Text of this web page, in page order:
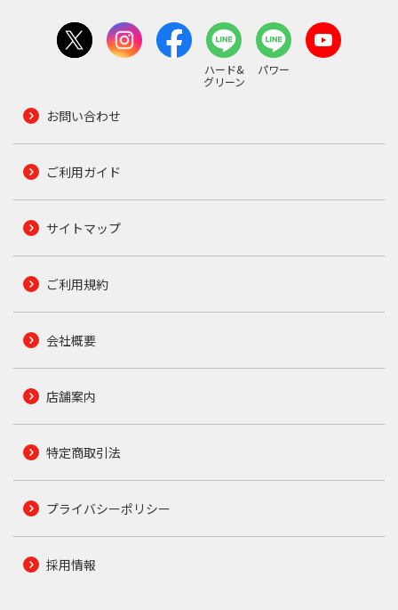
ハード&
グリーン
パワー
お問い合わせ
ご利用ガイド
サイトマップ
ご利用規約
会社概要
店舗案内
特定商取引法
プライバシーポリシー
採用情報